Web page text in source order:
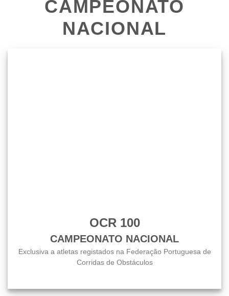
CAMPEONATO
NACIONAL
OCR 100
CAMPEONATO NACIONAL
Exclusiva a atletas registados na Federação Portuguesa de
Corridas de Obstáculos